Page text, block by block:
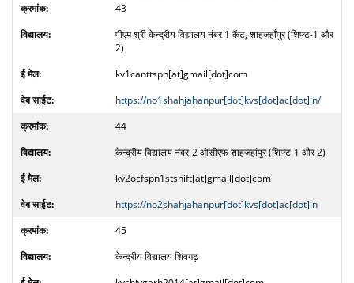
43
पीएम श्री केन्द्रीय विद्यालय नंबर 1 कैंट, शाहजहाँपुर (शिफ्ट-1 और
2)
kv1canttspn[at]gmail[dot]com
https://no1shahjahanpur[dot]kvs[dot]ac[dot]in/
44
केन्द्रीय विद्यालय नंबर-2 ओसीएफ शाहजहांपुर (शिफ्ट-1 और 2)
kv2ocfspn1stshift[at]gmail[dot]com
https://no2shahjahanpur[dot]kvs[dot]ac[dot]in
45
केन्द्रीय विद्यालय शिवगढ़